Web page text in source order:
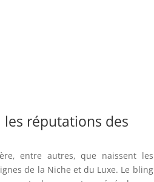
les réputations des
entre autres, que naissent les
de la Niche et du Luxe. Le bling